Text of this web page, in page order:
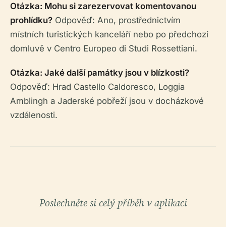
Otázka: Mohu si zarezervovat komentovanou
prohlídku? Odpověď: Ano, prostřednictvím
místních turistických kanceláří nebo po předchozí
domluvě v Centro Europeo di Studi Rossettiani.
Otázka: Jaké další památky jsou v blízkosti?
Odpověď: Hrad Castello Caldoresco, Loggia
Amblingh a Jaderské pobřeží jsou v docházkové
vzdálenosti.
Poslechněte si celý příběh v aplikaci